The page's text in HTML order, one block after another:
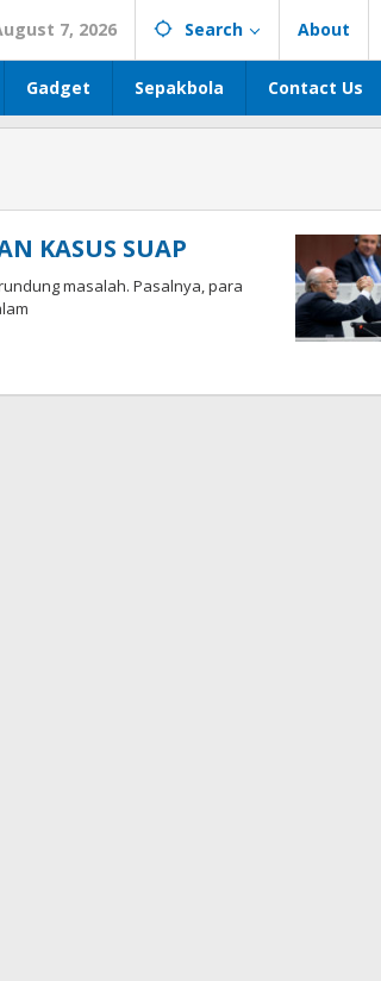
7, 2026 Search About
Gadget Sepakbola Contact Us
KASUS SUAP
masalah. Pasalnya, para